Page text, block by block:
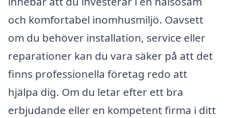
och komfortabel inomhusmiljö. Oavsett
om du behöver installation, service eller
reparationer kan du vara säker på att det
finns professionella företag redo att
hjälpa dig. Om du letar efter ett bra
erbjudande eller en kompetent firma i ditt